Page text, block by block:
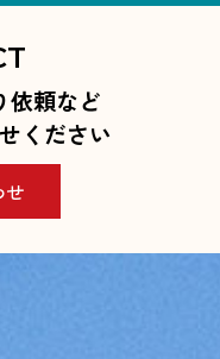
依頼など
ください
せ